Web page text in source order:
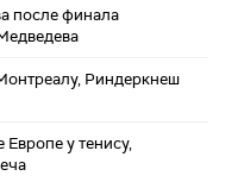
после финала
Риндеркнеш
у тенису,